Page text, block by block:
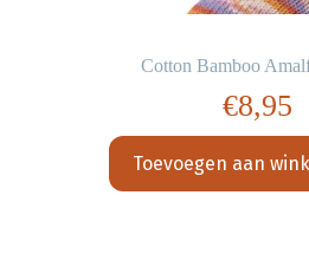
Cotton Bamboo
€8,95
Toevoegen aan